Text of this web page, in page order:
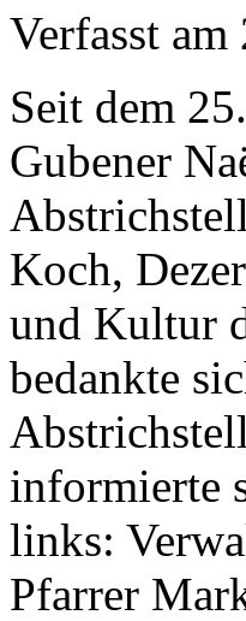
Verfasst am
Seit dem
Gubener
Koch,
und Kultur
bedankte
informierte
links:
Pfarrer